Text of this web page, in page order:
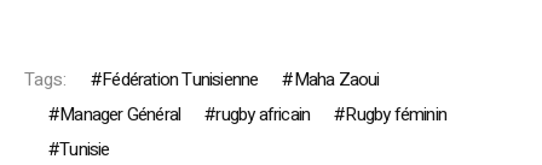
Tags: Fédération Tunisienne
Maha Zaoui
Manager Général
rugby africain
Rugby féminin
Tunisie